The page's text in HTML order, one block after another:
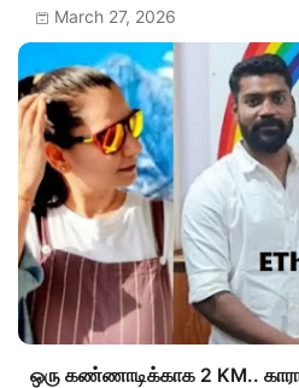
March 27, 2026
ஒரு கண்ணாடிக்காக 2 KM..